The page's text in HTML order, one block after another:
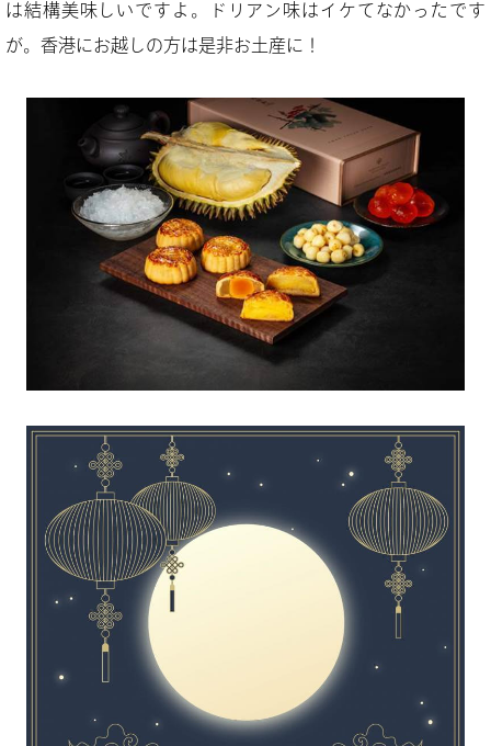
は結構美味しいですよ。ドリアン味はイケてなかったです
が。香港にお越しの方は是非お土産に！